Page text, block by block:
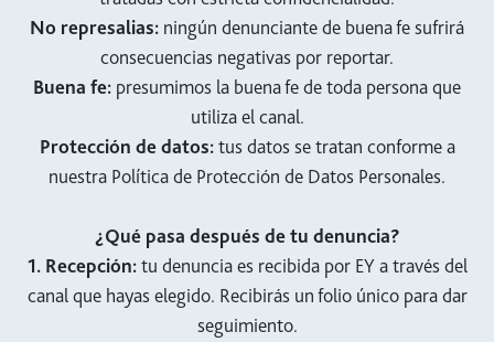
No represalias: ningún denunciante de buena fe sufrirá
consecuencias negativas por reportar.
Buena fe: presumimos la buena fe de toda persona que
utiliza el canal.
Protección de datos:tus datos se tratan conforme a
nuestra Política de Protección de Datos Personales.
¿Qué pasa después de tu denuncia?
1. Recepción:tu denuncia es recibida por EY a través del
canal que hayas elegido. Recibirás un folio único para dar
seguimiento.